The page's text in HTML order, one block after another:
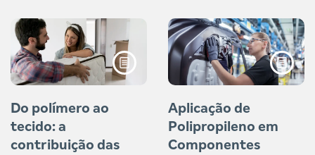
Do polímero ao
tecido: a
contribuição das
Aplicação de
Polipropileno em
Componentes